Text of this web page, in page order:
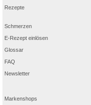
Rezepte
Schmerzen
E-Rezept einlösen
Glossar
FAQ
Newsletter
Markenshops